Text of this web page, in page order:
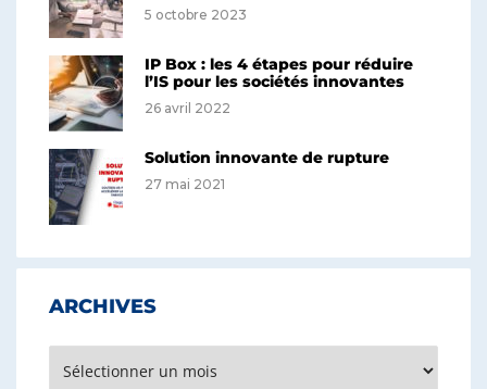
5 octobre 2023
IP Box : les 4 étapes pour réduire
l’IS pour les sociétés innovantes
26 avril 2022
Solution innovante de rupture
27 mai 2021
ARCHIVES